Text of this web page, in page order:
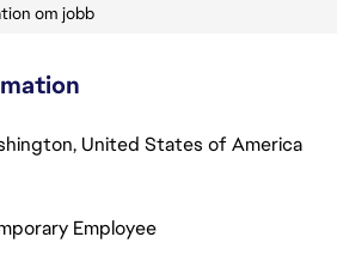
om jobb
United States of America
Employee